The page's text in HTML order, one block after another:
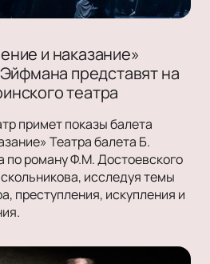
и наказание»
представят на
театра
примет показы балета
Театра балета Б.
роману Ф.М. Достоевского
исследуя темы
преступления, искупления и